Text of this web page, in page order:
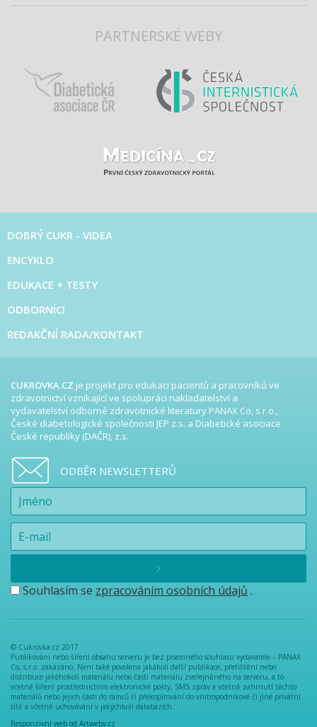
PARTNERSKÉ WEBY
DOBRÝ CUKR - VIDEA
ENCYKLO
EDUKACE + TESTY
ODBORNÍCI
REDAKČNÍ RADA/KONTAKT
CUKROVKA.CZ je projekt pro edukaci pacientů a pracovníků ve
zdravotnictví vznikající ve spolupráci nakladatelství a
vydavatelství odborné zdravotnické literatury PANAX Co, s.r.o.,
České diabetologické společnosti JEP z.s. a Diabetické asociace
České republiky (DAČR), z.s.
ODBĚR NEWSLETTERŮ
Souhlasím se zpracováním osobních údajů .
© Cukrovka.cz 2017
Publikování nebo šíření obsahu serveru je bez písemného souhlasu vydavatele – PANAX
Co, s.r.o. zakázáno. Není také povolena jakákoli další publikace, přetištění nebo
distribuce jakéhokoli materiálu nebo části materiálu zveřejněného na serveru, a to
včetně šíření prostřednictvím elektronické pošty, SMS zpráv a včetně zahrnutí těchto
materiálů nebo jejich části do rámců či překopírování do vnitropodnikové či jiné privátní
sítě a včetně uchovávání v jakýchkoli databázích.
Responzivní web od Artweby.cz